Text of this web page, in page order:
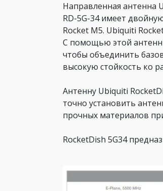
Направленная антенна
RD-5G-34 имеет
Rocket M5. Ubiquiti
С помощью этой
чтобы объединить
высокую стойкость ко
Антенну Ubiquiti
точно установить
прочных материалов
RocketDish 5G34